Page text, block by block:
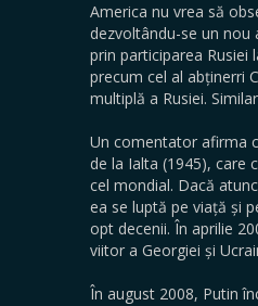
America nu vrea să
dezvoltându-se un
prin participarea Rusiei
precum cel al abținerri
multiplă a Rusiei.
Un comentator afirma
de la Ialta (1945), care
cel mondial. Dacă
ea se luptă pe viață și
opt decenii. În aprilie
viitor a Georgiei și
În august 2008, Putin